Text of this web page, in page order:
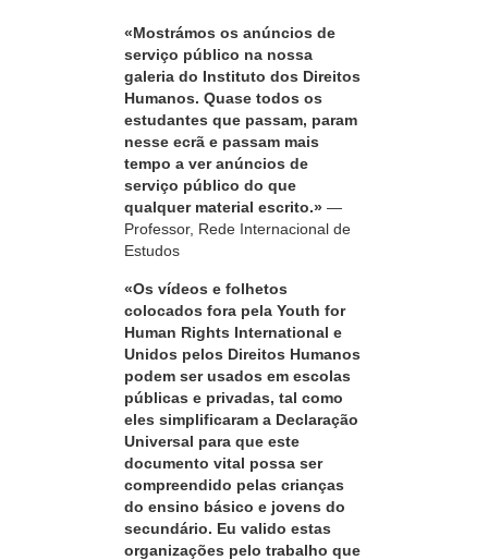
«Mostrámos os anúncios de
serviço público na nossa
galeria do Instituto dos Direitos
Humanos. Quase todos os
estudantes que passam, param
nesse ecrã e passam mais
tempo a ver anúncios de
serviço público do que
qualquer material escrito.» —
Professor, Rede Internacional de
Estudos
«Os vídeos e folhetos
colocados fora pela Youth for
Human Rights International e
Unidos pelos Direitos Humanos
podem ser usados em escolas
públicas e privadas, tal como
eles simplificaram a Declaração
Universal para que este
documento vital possa ser
compreendido pelas crianças
do ensino básico e jovens do
secundário. Eu valido estas
organizações pelo trabalho que